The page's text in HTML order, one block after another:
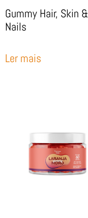
Gummy Hair, Skin &
Nails
Ler mais